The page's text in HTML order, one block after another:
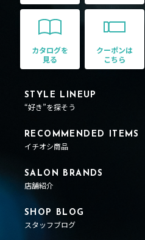
カタログを
見る
クーポンは
こちら
STYLE LINEUP
“好き”を探そう
RECOMMENDED ITEMS
イチオシ商品
SALON BRANDS
店舗紹介
SHOP BLOG
スタッフブログ